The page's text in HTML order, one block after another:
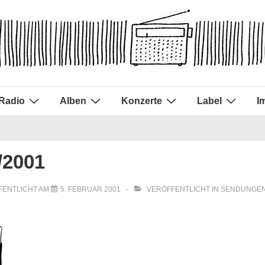
Radio Alben Konzerte Label
AM 5. FEBRUAR 2001 VERÖFFENTLICHT IN